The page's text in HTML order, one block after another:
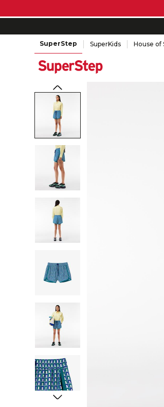
SuperStep
SuperKids House of